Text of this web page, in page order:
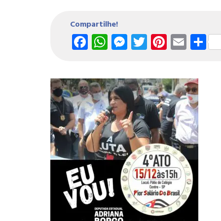
Compartilhe!
Facebook
WhatsApp
Messenger
Twitter